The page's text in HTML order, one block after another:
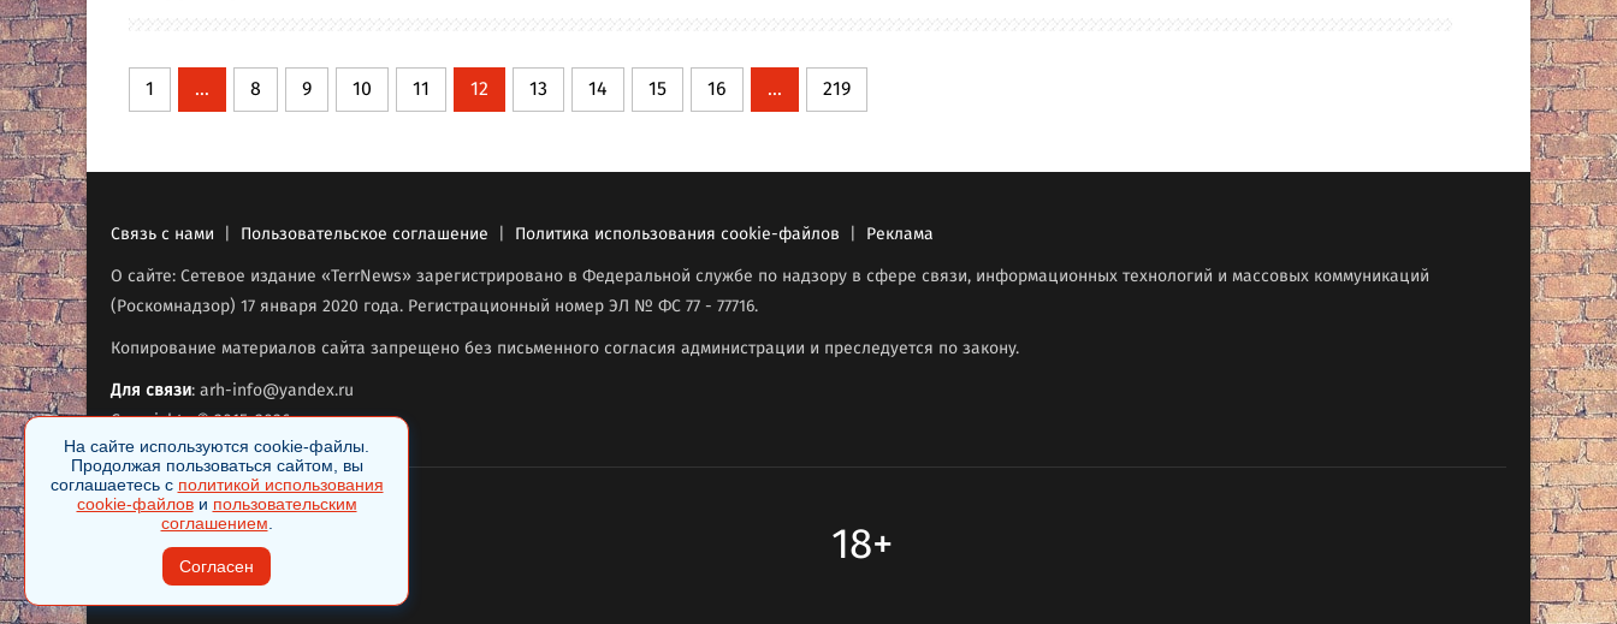
1 ... 8 9 10 11 12 13 14 15 16 ... 219
Связь с нами | Пользовательское соглашение | Политика использования cookie-файлов | Реклама
О сайте: Сетевое издание «TerrNews» зарегистрировано в Федеральной службе по надзору в сфере связи, информационных технологий и массовых коммуникаций
(Роскомнадзор) 17 января 2020 года. Регистрационный номер ЭЛ № ФС 77 - 77716.
Копирование материалов сайта запрещено без письменного согласия администрации и преследуется по закону.
Для связи: arh-info@yandex.ru
Copyrights © 2015-2026.
18+
На сайте используются cookie-файлы.
Продолжая пользоваться сайтом, вы
соглашаетесь с политикой использования
cookie-файлови пользовательским
соглашением
Согласен